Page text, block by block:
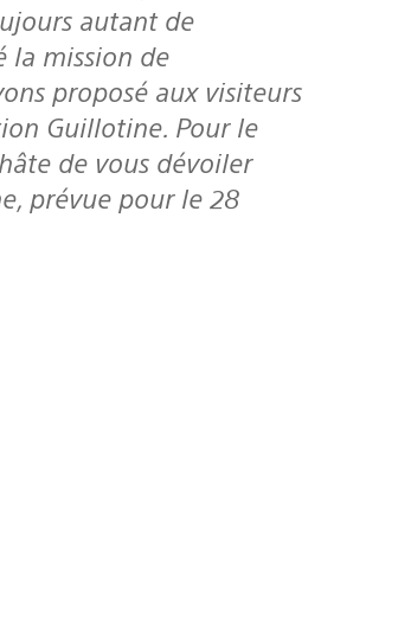
autant de
la mission de
proposé aux visiteurs
Guillotine. Pour le
de vous dévoiler
prévue pour le 28